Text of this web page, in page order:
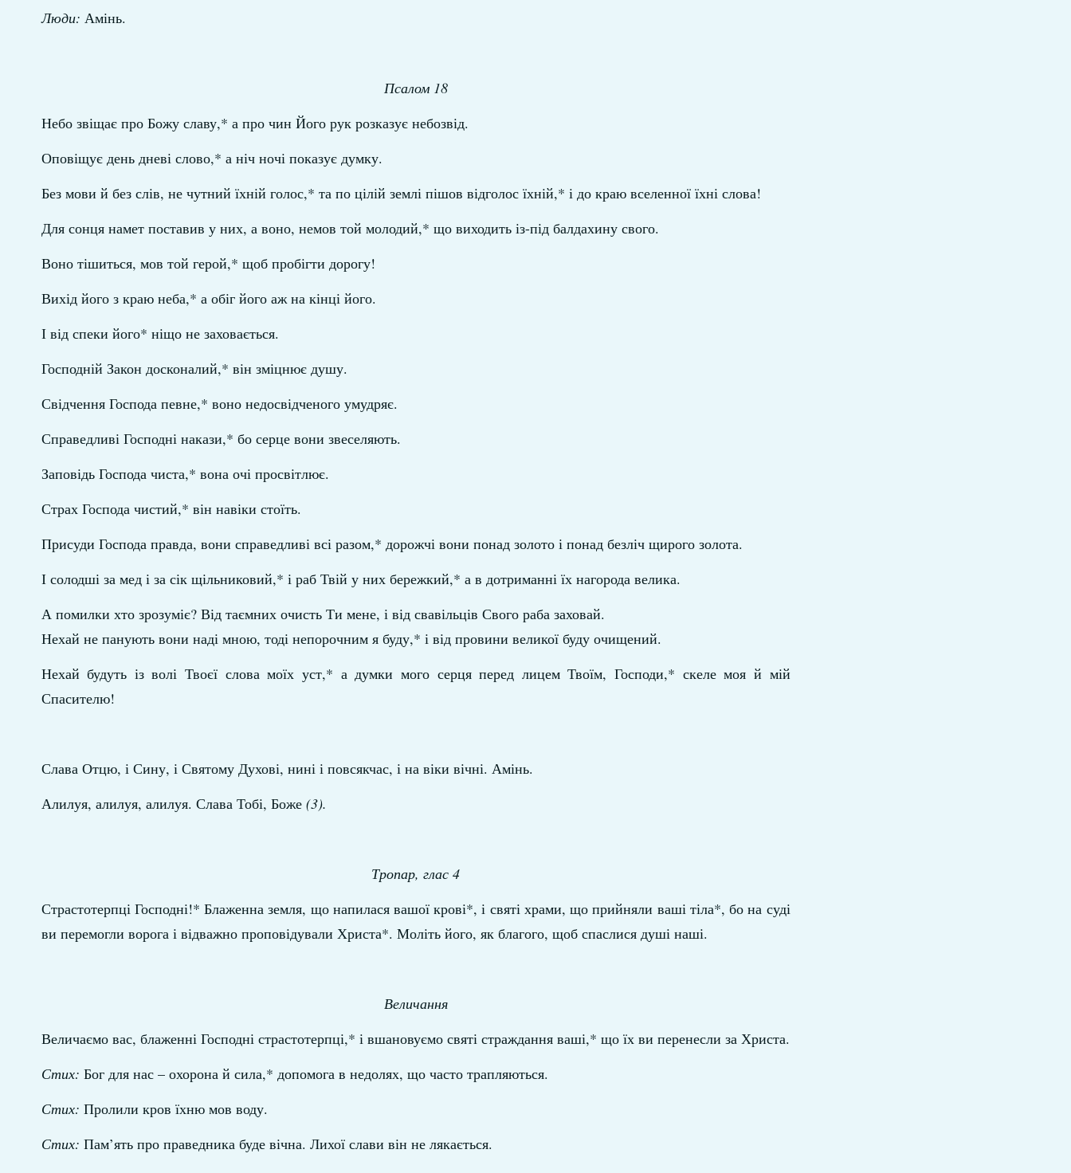
Люди: Амінь.
Псалом 18
Небо звіщає про Божу славу,* а про чин Його рук розказує небозвід.
Оповіщує день дневі слово,* а ніч ночі показує думку.
Без мови й без слів, не чутний їхній голос,* та по цілій землі пішов відголос їхній,* і до краю вселенної їхні слова!
Для сонця намет поставив у них, а воно, немов той молодий,* що виходить із-під балдахину свого.
Воно тішиться, мов той герой,* щоб пробігти дорогу!
Вихід його з краю неба,* а обіг його аж на кінці його.
І від спеки його* ніщо не заховається.
Господній Закон досконалий,* він зміцнює душу.
Свідчення Господа певне,* воно недосвідченого умудряє.
Справедливі Господні накази,* бо серце вони звеселяють.
Заповідь Господа чиста,* вона очі просвітлює.
Страх Господа чистий,* він навіки стоїть.
Присуди Господа правда, вони справедливі всі разом,* дорожчі вони понад золото і понад безліч щирого золота.
І солодші за мед і за сік щільниковий,* і раб Твій у них бережкий,* а в дотриманні їх нагорода велика.
А помилки хто зрозуміє? Від таємних очисть Ти мене, і від свавільців Свого раба заховай.
Нехай не панують вони наді мною, тоді непорочним я буду,* і від провини великої буду очищений.
Нехай будуть із волі Твоєї слова моїх уст,* а думки мого серця перед лицем Твоїм, Господи,* скеле моя й мій
Спасителю!
Слава Отцю, і Сину, і Святому Духові, нині і повсякчас, і на віки вічні. Амінь.
Алилуя, алилуя, алилуя. Слава Тобі, Боже (3).
Тропар, глас 4
Страстотерпці Господні!* Блаженна земля, що напилася вашої крові*, і святі храми, що прийняли ваші тіла*, бо на суді
ви перемогли ворога і відважно проповідували Христа*. Моліть його, як благого, щоб спаслися душі наші.
Величання
Величаємо вас, блаженні Господні страстотерпці,* і вшановуємо святі страждання ваші,* що їх ви перенесли за Христа.
Стих: Бог для нас – охорона й сила,* допомога в недолях, що часто трапляються.
Стих: Пролили кров їхню мов воду.
Стих: Пам’ять про праведника буде вічна. Лихої слави він не лякається.